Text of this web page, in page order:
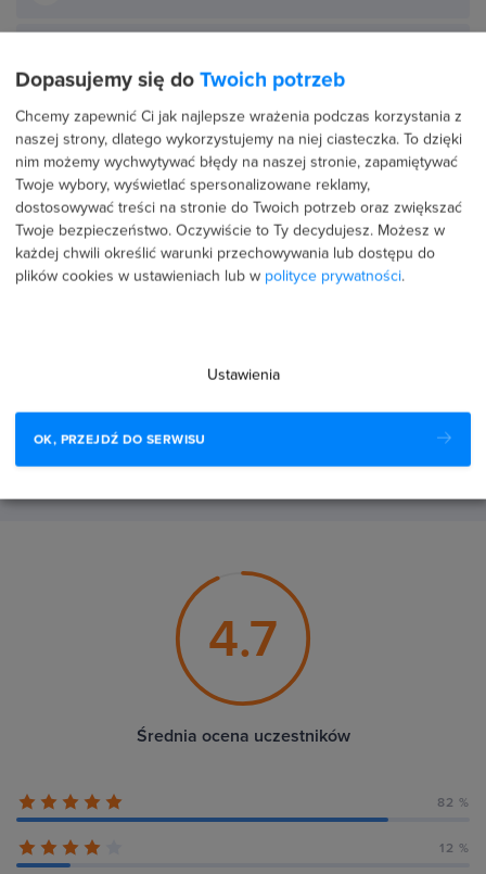
STANDARD WYDAWNICZY 5 ETAPÓW
Zanim ten kurs trafił do Ciebie,wycięliśmy wszystko, co Cię nie
rozwija.
Ocena uczestników
zrecenzowało szkolenia strefakursów.pl
Google to4.9/5⭐⭐⭐⭐⭐ z
4.7
Średnia ocena uczestników
82 %
12 %
Dopasujemy się do Twoich potrzeb
Chcemy zapewnić Ci jak najlepsze wrażenia podczas korzystania z
naszej strony, dlatego wykorzystujemy na niej ciasteczka. To dzięki
nim możemy wychwytywać błędy na naszej stronie, zapamiętywać
Twoje wybory, wyświetlać spersonalizowane reklamy,
dostosowywać treści na stronie do Twoich potrzeb oraz zwiększać
Twoje bezpieczeństwo. Oczywiście to Ty decydujesz. Możesz w
każdej chwili określić warunki przechowywania lub dostępu do
plików cookies w ustawieniach lub w polityce prywatności.
Ustawienia
OK, PRZEJDŹ DO SERWISU